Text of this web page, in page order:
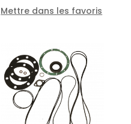
Mettre dans les favoris